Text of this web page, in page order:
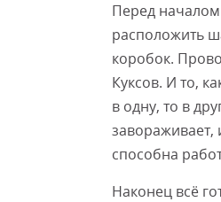
Перед
расположить
коробок.
Куксов. И то,
в одну, то в
завораживает,
способна
Наконец всё